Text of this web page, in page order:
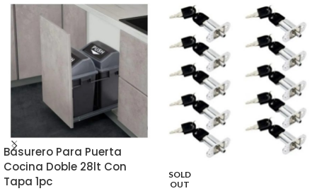
Basurero Para Puerta
Cocina Doble 28lt Con
Tapa 1pc
SOLD
OUT